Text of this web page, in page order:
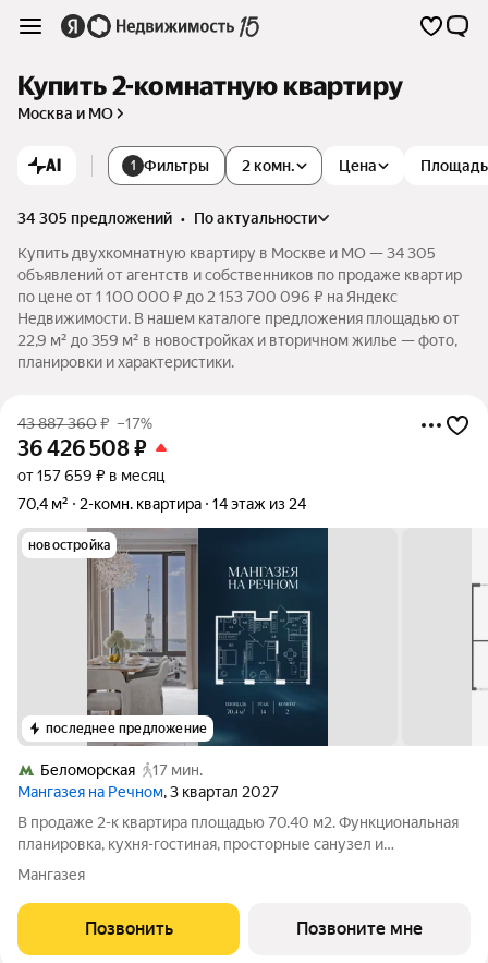
Купить 2-комнатную квартиру
Москва и МО
AI 1 Фильтры 2 комн. Цена Площадь
34 305 предложений •
по актуальности
Купить двухкомнатную квартиру в Москве и МО — 34 305
объявлений от агентств и собственников по продаже квартир
по цене от 1 100 000 ₽ до 2 153 700 096 ₽ на Яндекс
Недвижимости. В нашем каталоге предложения площадью от
22,9 м² до 359 м² в новостройках и вторичном жилье — фото,
планировки и характеристики.
43 887 360₽ –17%
36 426 508₽
от 157 659 ₽ в месяц
70,4 м²
2-комн. квартира 14 этаж из 24
новостройка
последнее предложение
Беломорская
17 мин.
Мангазея на Речном, 3 квартал 2027
В продаже 2-к квартира площадью 70.40 м2. Функциональная
планировка, кухня-гостиная, просторные санузел и
гардеробная. Квартира расположена на 14-м этаже 24-
экономия составит 7 460 852 рублей!
Мангазея
Позвонить Позвоните мне